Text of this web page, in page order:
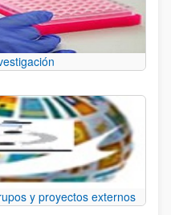
y proyectos externos